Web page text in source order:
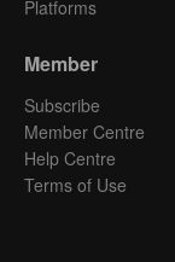
Platforms
Member
Subscribe
Member Centre
Help Centre
Terms of Use